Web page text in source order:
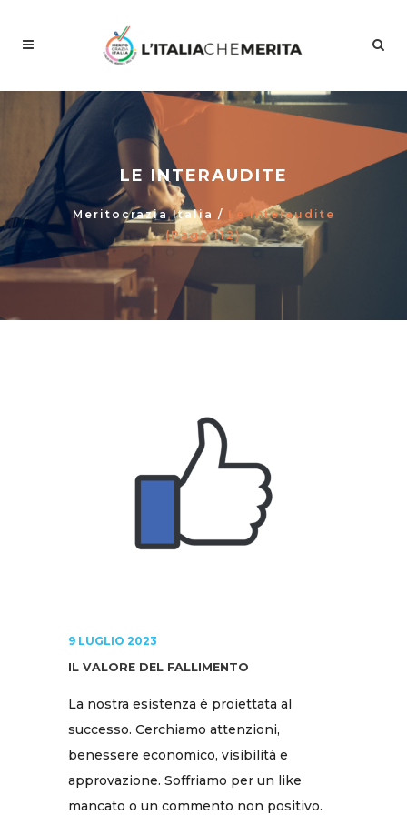
LE INTERAUDITE
Meritocrazia Italia / Le Interaudite
(Page 112)
9 LUGLIO 2023
IL VALORE DEL FALLIMENTO
La nostra esistenza è proiettata al
successo. Cerchiamo attenzioni,
benessere economico, visibilità e
approvazione. Soffriamo per un like
mancato o un commento non positivo.